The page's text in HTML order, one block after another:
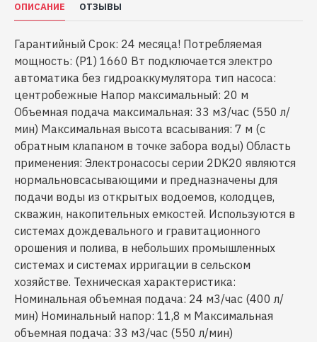
ОПИСАНИЕ ОТЗЫВЫ
Гарантийный Срок: 24 месяца! Потребляемая
мощность: (P1) 1660 Вт подключается электро
автоматика без гидроаккумулятора тип насоса:
центробежные Напор максимальный: 20 м
Объемная подача максимальная: 33 м3/час (550 л/
мин) Максимальная высота всасывания: 7 м (с
обратным клапаном в точке забора воды) Область
применения: Электронасосы серии 2DK20 являются
нормальновсасывающими и предназначены для
подачи воды из открытых водоемов, колодцев,
скважин, накопительных емкостей. Используются в
системах дождевального и гравитационного
орошения и полива, в небольших промышленных
системах и системах ирригации в сельском
хозяйстве. Техническая характеристика:
Номинальная объемная подача: 24 м3/час (400 л/
мин) Номинальный напор: 11,8 м Максимальная
объемная подача: 33 м3/час (550 л/мин)